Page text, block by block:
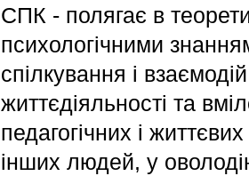
СПК - полягає в
психологічними
спілкування і
життєдіяльності та
педагогічних і
інших людей, у